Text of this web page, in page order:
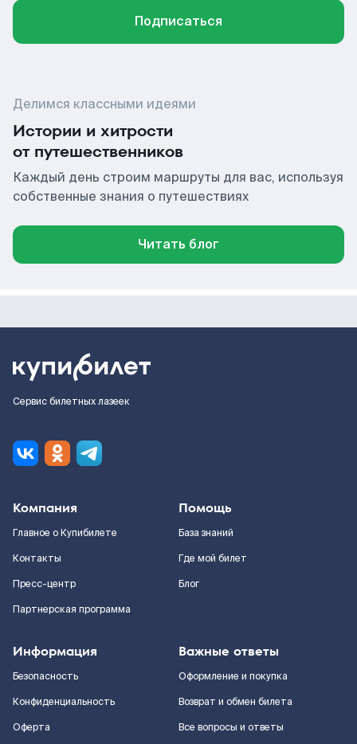
Подписаться
Делимся классными идеями
Истории и хитрости
от путешественников
Каждый день строим маршруты для вас, используя
собственные знания о путешествиях
Читать блог
Сервис билетных лазеек
Компания
Главное о Купибилете
Контакты
Пресс-центр
Партнерская программа
Помощь
База знаний
Где мой билет
Блог
Информация
Безопасность
Конфиденциальность
Оферта
Важные ответы
Оформление и покупка
Возврат и обмен билета
Все вопросы и ответы